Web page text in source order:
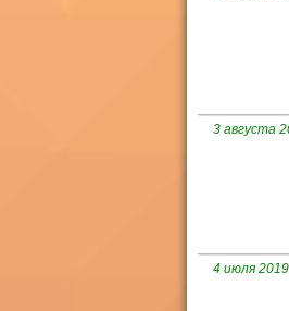
3 августа
4 июля